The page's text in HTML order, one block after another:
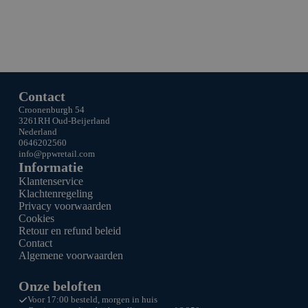
Contact
Croonenburgh 54
3261RH Oud-Beijerland
Nederland
0646202560
info@ppwretail.com
Informatie
Klantenservice
Klachtenregeling
Privacy voorwaarden
Cookies
Retour en refund beleid
Contact
Algemene voorwaarden
Onze beloften
Voor 17:00 besteld, morgen in huis